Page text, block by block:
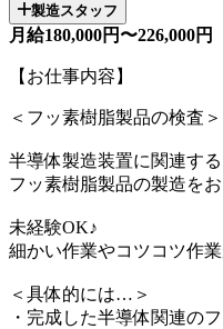
製造スタッフ
月給180,000円〜226,000円
【お仕事内容】
＜フッ素樹脂製品の検査＞
半導体製造装置に関連する
フッ素樹脂製品の製造を
未経験OK♪
細かい作業やコツコツ作
＜具体的には…＞
・完成した半導体関連の